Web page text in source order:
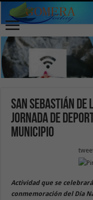
San Sebastián de
Jornada de
municipio
Actividad que se
conmemoración del Día